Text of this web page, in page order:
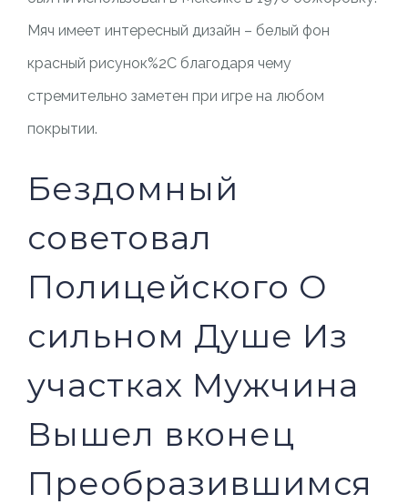
Мяч имеет интересный дизайн – белый фон
красный рисунок%2C благодаря чему
стремительно заметен при игре на любом
покрытии.
Бездомный
советовал
Полицейского О
сильном Душе Из
участках Мужчина
Вышел вконец
Преобразившимся